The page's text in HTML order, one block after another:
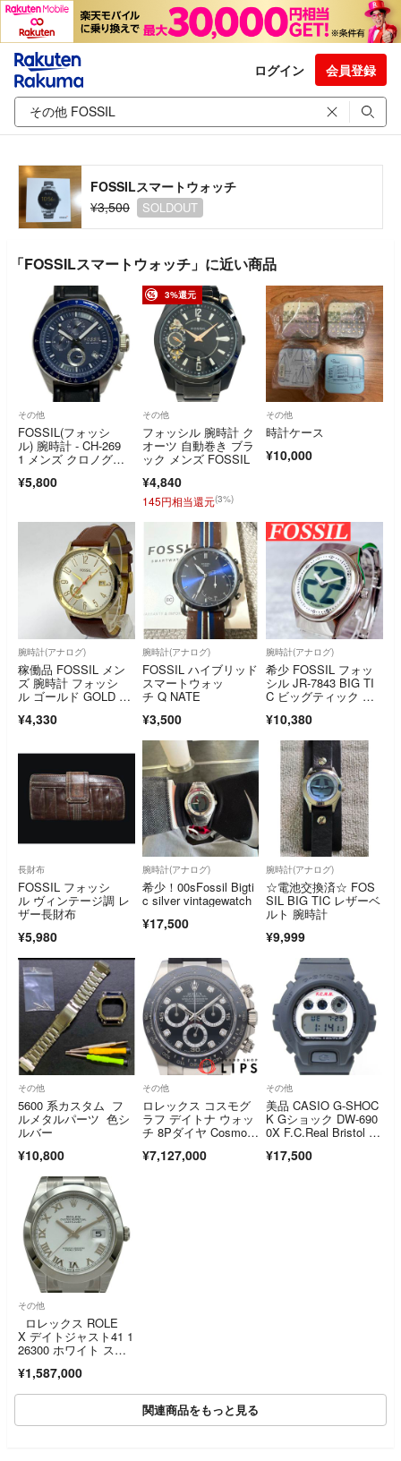
ログイン 会員登録
FOSSILスマートウォッチ
¥3,500
SOLDOUT
「FOSSILスマートウォッチ」に近い商品
その他
FOSSIL(フォッシ
ル) 腕時計 - CH-269
1 メンズ クロノグラ
¥5,800
3%還元
その他
フォッシル 腕時計 ク
オーツ 自動巻き ブラ
ック メンズ FOSSIL
¥4,840
145円相当還元(3%)
その他
時計ケース
¥10,000
腕時計(アナログ)
稼働品 FOSSIL メン
ズ 腕時計 フォッシ
ル ゴールド GOLD 電
イト カレンダー 人
¥4,330
腕時計(アナログ)
FOSSIL ハイブリッド
スマートウォッ
チ Q NATE
¥3,500
腕時計(アナログ)
希少 FOSSIL フォッ
シル JR-7843 BIG TI
C ビッグティック ク
時計
¥10,380
長財布
FOSSIL フォッシ
ル ヴィンテージ調 レ
ザー長財布
¥5,980
腕時計(アナログ)
希少！00sFossil Bigti
c silver vintagewatch
¥17,500
腕時計(アナログ)
☆電池交換済☆ FOS
SIL BIG TIC レザーベ
ルト 腕時計
¥9,999
その他
5600 系カスタム フ
ルメタルパーツ 色シ
ルバー
¥10,800
その他
ロレックス コスモグ
ラフ デイトナ ウォッ
チ 8Pダイヤ Cosmogr
NG 箱 保証書 K18W
¥7,127,000
その他
美品 CASIO G-SHOC
K Gショック DW-690
0X F.C.Real Bristol 本
0 2026年コラボ デジ
¥17,500
その他
ロレックス ROLE
X デイトジャスト41 1
26300 ホワイト ステ
巻き メンズ 腕時計
¥1,587,000
関連商品をもっと見る